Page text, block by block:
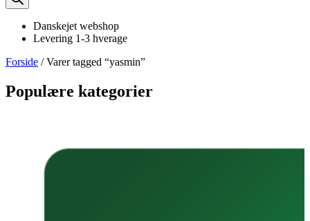
Danskejet webshop
Levering 1-3 hverage
Forside / Varer tagged “yasmin”
Populære kategorier